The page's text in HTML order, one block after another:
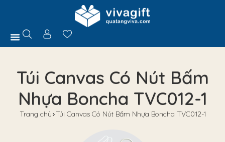
Túi Canvas Có Nút Bấm
Nhựa Boncha TVC012-1
Trang chủ Túi Canvas Có Nút Bấm Nhựa Boncha TVC012-1